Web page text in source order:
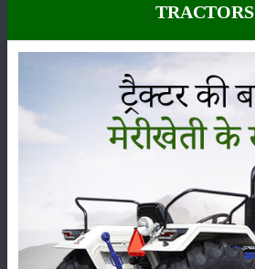
इस रोग के इलाज के लिए किसान भाइयों को
सफाई का पूरा ध्यान रखना होगा और मछलियों
ऊपर बताई गई चूने की विधि का इस्तेमाल इस
जा सकता है, बस छिड़काव के बीच का
मछलियां अपने गलफड़ों की मदद से पानी में
करती है परन्तु यदि किन्हीं भी कारणों से जल
हुई ऑक्सीजन की मात्रा काफी कम हो जाती
में आने वाली ऑक्सीजन भी स्वतः ही कम हो
TRACTORS